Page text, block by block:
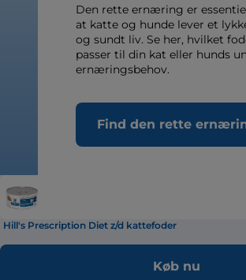
Den rette ernæring er
at katte og hunde lever et
og sundt liv. Se her, hvilket
passer til din kat eller hunds
ernæringsbehov.
Find den rette
Hill's Prescription Diet z/d kattefoder
Køb nu